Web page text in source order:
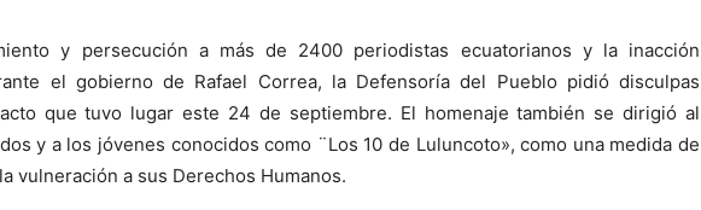
y persecución a más de 2400 periodistas ecuatorianos y la inacción
el gobierno de Rafael Correa, la Defensoría del Pueblo pidió disculpas
que tuvo lugar este 24 de septiembre. El homenaje también se dirigió al
y a los jóvenes conocidos como ¨Los 10 de Luluncoto», como una medida de
vulneración a sus Derechos Humanos.